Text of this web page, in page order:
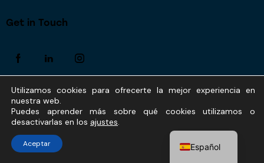
Get in Touch
AxiomThemes© {{Y}}. All Rights Reserved.
Utilizamos cookies para ofrecerte la mejor experiencia en
nuestra web.
Puedes aprender más sobre qué cookies utilizamos o
desactivarlas en los ajustes.
Aceptar Español